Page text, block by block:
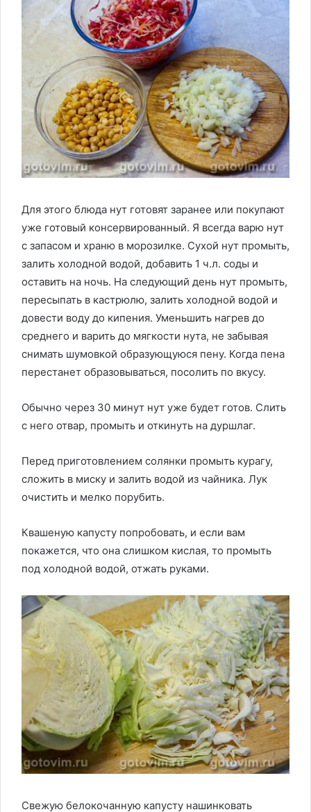
Для этого блюда нут готовят заранее или покупают
уже готовый консервированный. Я всегда варю нут
с запасом и храню в морозилке. Сухой нут промыть,
залить холодной водой, добавить 1 ч.л. соды и
оставить на ночь. На следующий день нут промыть,
пересыпать в кастрюлю, залить холодной водой и
довести воду до кипения. Уменьшить нагрев до
среднего и варить до мягкости нута, не забывая
снимать шумовкой образующуюся пену. Когда пена
перестанет образовываться, посолить по вкусу.
Обычно через 30 минут нут уже будет готов. Слить
с него отвар, промыть и откинуть на дуршлаг.
Перед приготовлением солянки промыть курагу,
сложить в миску и залить водой из чайника. Лук
очистить и мелко порубить.
Квашеную капусту попробовать, и если вам
покажется, что она слишком кислая, то промыть
под холодной водой, отжать руками.
Свежую белокочанную капусту нашинковать